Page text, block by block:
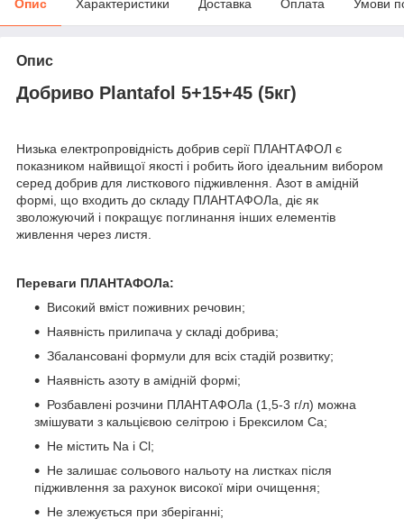
Опис Характеристики Доставка Оплата Умови
Опис
Добриво Plantafol 5+15+45 (5кг)
Низька електропровідність добрив серії ПЛАНТАФОЛ є
показником найвищої якості і робить його ідеальним вибором
серед добрив для листкового підживлення. Азот в амідній
формі, що входить до складу ПЛАНТАФОЛа, діє як
зволожуючий і покращує поглинання інших елементів
живлення через листя.
Переваги ПЛАНТАФОЛа:
Високий вміст поживних речовин;
Наявність прилипача у складі добрива;
Збалансовані формули для всіх стадій розвитку;
Наявність азоту в амідній формі;
Розбавлені розчини ПЛАНТАФОЛа (1,5-3 г/л) можна
змішувати з кальцієвою селітрою і Брексилом Са;
Не містить Na і Cl;
Не залишає сольового нальоту на листках після
підживлення за рахунок високої міри очищення;
Не злежується при зберіганні;